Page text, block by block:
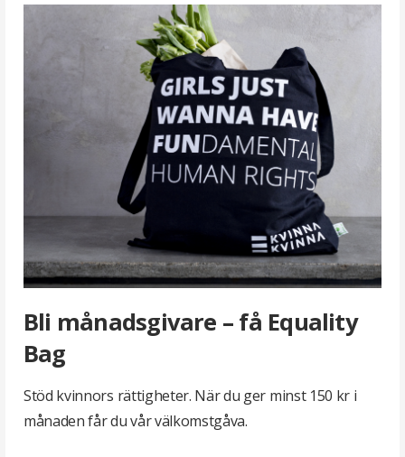
Bli
Bli månadsgivare – få Equality
Bag
Stöd kvinnors rättigheter. När du ger minst 150 kr i
månaden får du vår välkomstgåva.